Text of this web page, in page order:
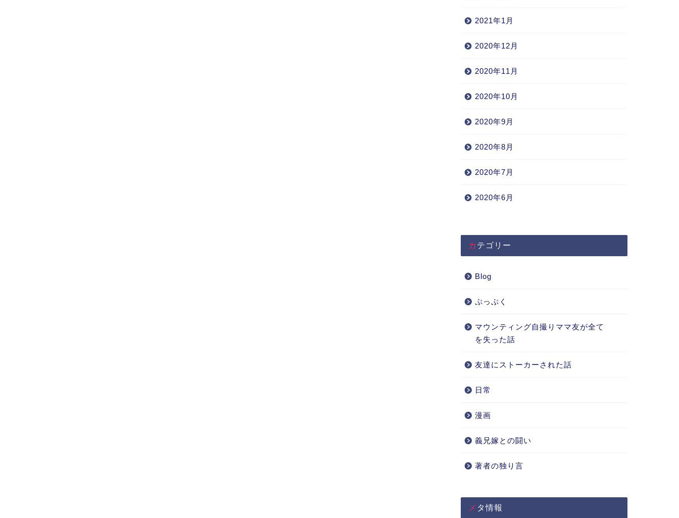
2021年1月
2020年12月
2020年11月
2020年10月
2020年9月
2020年8月
2020年7月
2020年6月
カテゴリー
Blog
ぷっぷく
マウンティング自撮りママ友が全て
を失った話
友達にストーカーされた話
日常
漫画
義兄嫁との闘い
著者の独り言
メタ情報